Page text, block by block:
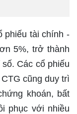
phiếu tài chính -
5%, trở thành
Các cổ phiếu
cũng duy trì
khoán, bất
phục với nhiều